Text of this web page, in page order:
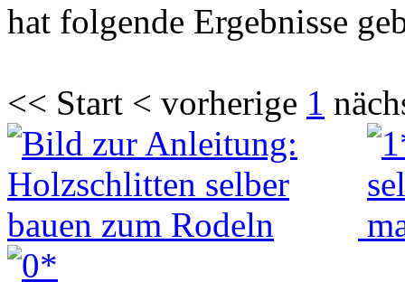
hat folgende Ergebnisse
<< Start < vorherige 1